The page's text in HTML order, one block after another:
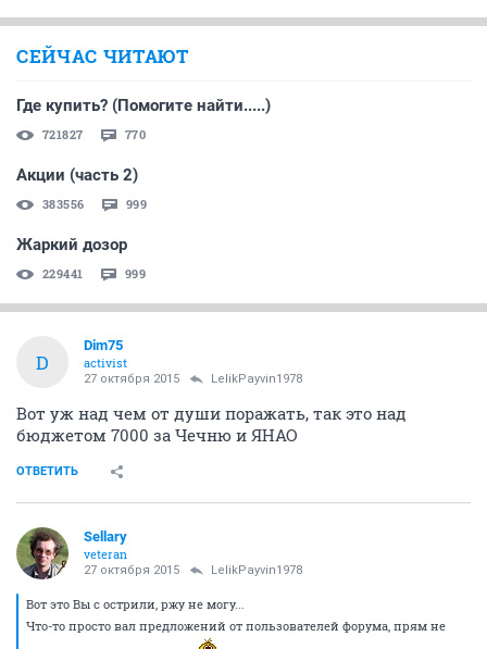
СЕЙЧАС ЧИТАЮТ
Где купить? (Помогите найти.....)
721827 770
Акции (часть 2)
383556 999
Жаркий дозор
229441 999
D
Dim75
activist
27 октября 2015 LelikPayvin1978
Вот уж над чем от души поражать, так это над
бюджетом 7000 за Чечню и ЯНАО
ОТВЕТИТЬ
Sellary
veteran
27 октября 2015 LelikPayvin1978
Вот это Вы с острили, ржу не могу...
Что-то просто вал предложений от пользователей форума, прям не